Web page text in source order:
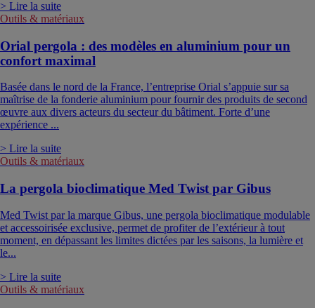
> Lire la suite
Outils & matériaux
Orial pergola : des modèles en aluminium pour un
confort maximal
Basée dans le nord de la France, l’entreprise Orial s’appuie sur sa
maîtrise de la fonderie aluminium pour fournir des produits de second
œuvre aux divers acteurs du secteur du bâtiment. Forte d’une
expérience ...
> Lire la suite
Outils & matériaux
La pergola bioclimatique Med Twist par Gibus
Med Twist par la marque Gibus, une pergola bioclimatique modulable
et accessoirisée exclusive, permet de profiter de l’extérieur à tout
moment, en dépassant les limites dictées par les saisons, la lumière et
le...
> Lire la suite
Outils & matériaux